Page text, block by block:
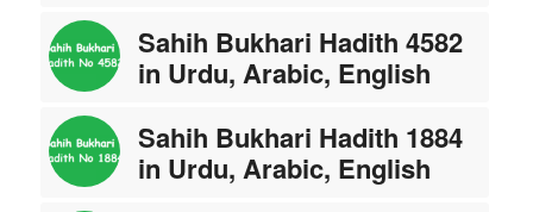
Sahih Bukhari Hadith 4582
in Urdu, Arabic, English
Sahih Bukhari Hadith 1884
in Urdu, Arabic, English